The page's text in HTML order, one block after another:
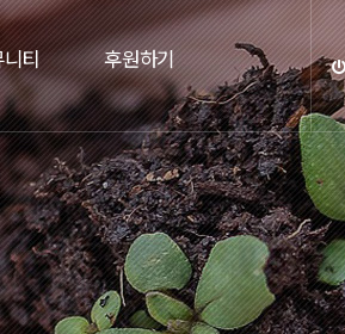
티 후원하기